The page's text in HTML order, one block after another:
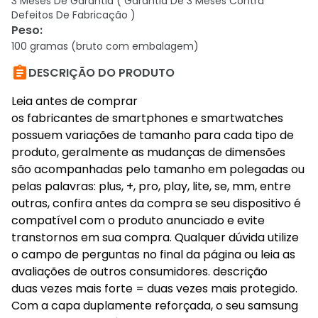
Defeitos De Fabricação )
Peso:
100 gramas (bruto com embalagem)
DESCRIÇÃO DO PRODUTO
Leia antes de comprar
os fabricantes de smartphones e smartwatches
possuem variações de tamanho para cada tipo de
produto, geralmente as mudanças de dimensões
são acompanhadas pelo tamanho em polegadas ou
pelas palavras: plus, +, pro, play, lite, se, mm, entre
outras, confira antes da compra se seu dispositivo é
compatível com o produto anunciado e evite
transtornos em sua compra. Qualquer dúvida utilize
o campo de perguntas no final da página ou leia as
avaliações de outros consumidores. descrição
duas vezes mais forte = duas vezes mais protegido.
Com a capa duplamente reforçada, o seu samsung